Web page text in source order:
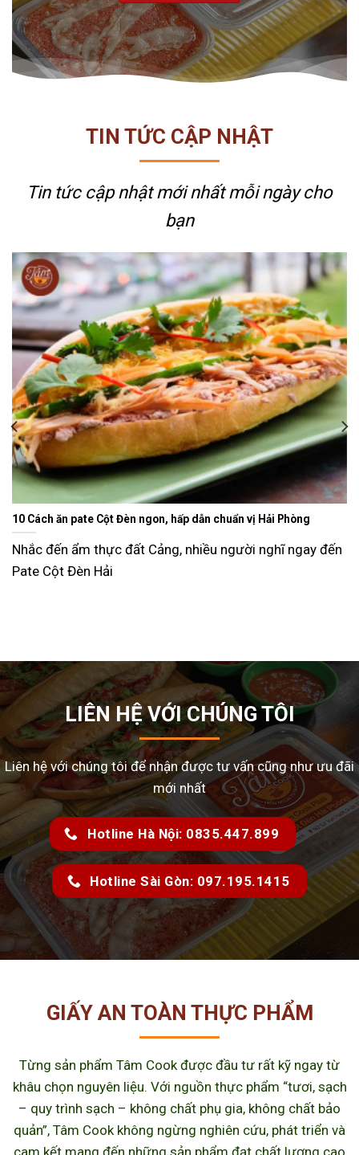
TIN TỨC CẬP NHẬT
Tin tức cập nhật mới nhấtmỗi ngày cho
bạn
Ăn gì ngày Tết sao cho đỡ ngán và lạ miệng? Gợi ý 15 món
Tết Nguyên Đán là dịp sum vầy, nhưng cũng là thời
LIÊN HỆ VỚI CHÚNG TÔI
Liên hệ với chúng tôi để nhận được tư vấn cũng như ưu đãi
mới nhất
Hotline Hà Nội: 0835.447.899
Hotline Sài Gòn: 097.195.1415
GIẤY AN TOÀN THỰC PHẨM
Từng sản phẩm Tâm Cook được đầu tư rất kỹ ngay từ
khâu chọn nguyên liệu. Với nguồn thực phẩm “tươi, sạch
– quy trình sạch – không chất phụ gia, không chất bảo
quản”, Tâm Cook không ngừng nghiên cứu, phát triển và